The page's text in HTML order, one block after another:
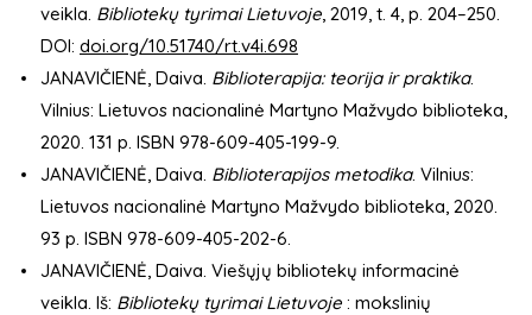
veikla. Bibliotekų tyrimai Lietuvoje , 2019, t. 4, p. 204–250.
DOI: doi.org/10.51740/rt.v4i.698
JANAVIČIENĖ, Daiva. Biblioterapija: teorija ir praktika.
Vilnius: Lietuvos nacionalinė Martyno Mažvydo biblioteka,
2020. 131 p. ISBN 978-609-405-199-9.
JANAVIČIENĖ, Daiva. Biblioterapijos metodika. Vilnius:
Lietuvos nacionalinė Martyno Mažvydo biblioteka, 2020.
93 p. ISBN 978-609-405-202-6.
JANAVIČIENĖ, Daiva. Viešųjų bibliotekų informacinė
veikla. Iš: Bibliotekų tyrimai Lietuvoje : mokslinių